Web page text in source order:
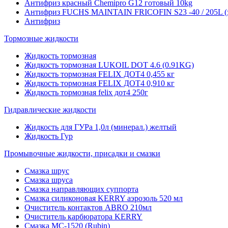
Антифриз красный Chemipro G12 готовый 10kg
Антифриз FUCHS MAINTAIN FRICOFIN S23 -40 / 205L
Антифриз
Тормозные жидкости
Жидкость тормозная
Жидкость тормозная LUKOIL DOT 4.6 (0.91KG)
Жидкость тормозная FELIX ДОТ4 0,455 кг
Жидкость тормозная FELIX ДОТ4 0,910 кг
Жидкость тормозная felix дот4 250г
Гидравлические жидкости
Жидкость для ГУРа 1,0л (минерал.) желтый
Жидкость Гур
Промывочные жидкости, присадки и смазки
Смазка шрус
Смазка шруса
Смазка направляющих суппорта
Смазка силиконовая KERRY аэрозоль 520 мл
Очиститель контактов ABRO 210мл
Очиститель карбюратора KERRY
Смазка МС-1520 (Rubin)